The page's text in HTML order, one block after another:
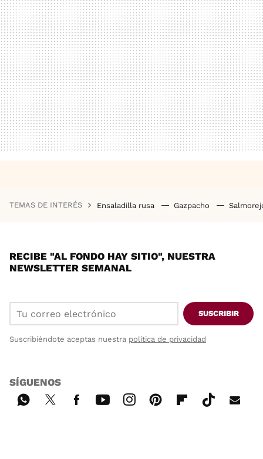
TEMAS DE INTERÉS Ensaladilla rusa Gazpacho
RECIBE "AL FONDO HAY SITIO", NUESTRA
NEWSLETTER SEMANAL
SUSCRIBIR
Suscribiéndote aceptas nuestra política de privacidad
SÍGUENOS